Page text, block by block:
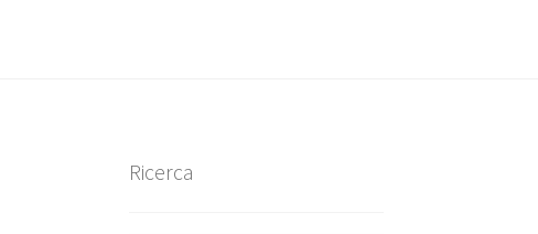
Ricerca